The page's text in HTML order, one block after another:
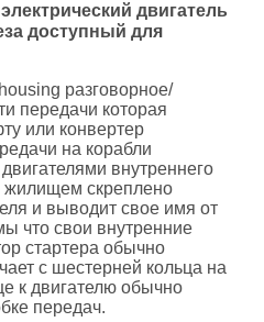
двигатель
доступный для
разговорное/
передачи которая
или конвертер
на корабли
внутреннего
жилищем скреплено
и выводит свое имя от
что свои внутренние
стартера обычно
с шестерней кольца на
к двигателю обычно
передач.